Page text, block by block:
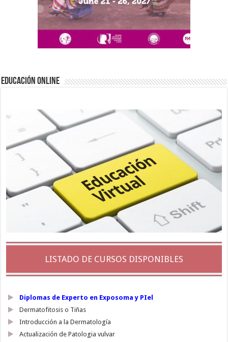
EDUCACIÓN ONLINE
LISTADO DE CURSOS DISPONIBLES
Diplomas de Experto en Exposoma y PIel
Dermatofitosis o Tiñas
Introducción a la Dermatología
Actualización de Patologia vulvar